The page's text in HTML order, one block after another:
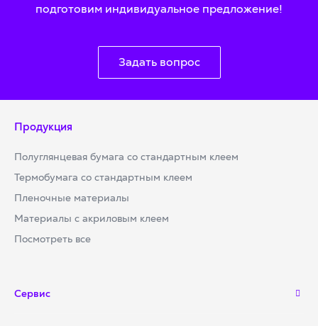
подготовим индивидуальное предложение!
Задать вопрос
Продукция
Полуглянцевая бумага со стандартным клеем
Термобумага со стандартным клеем
Пленочные материалы
Материалы с акриловым клеем
Посмотреть все
Сервис